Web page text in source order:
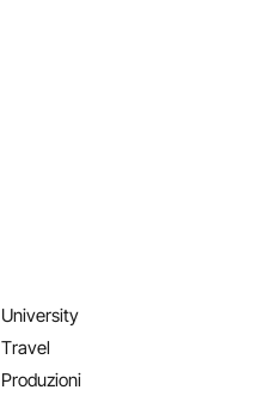
University
Travel
Produzioni